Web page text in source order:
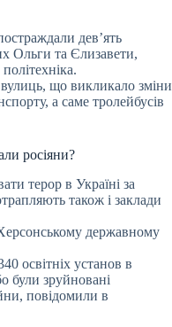
дев’ять
Ольги та Єлизавети,
що викликало зміни
а саме тролейбусів
росіяни?
терор в Україні за
також і заклади
державному
освітніх установ в
були зруйновані
повідомили в